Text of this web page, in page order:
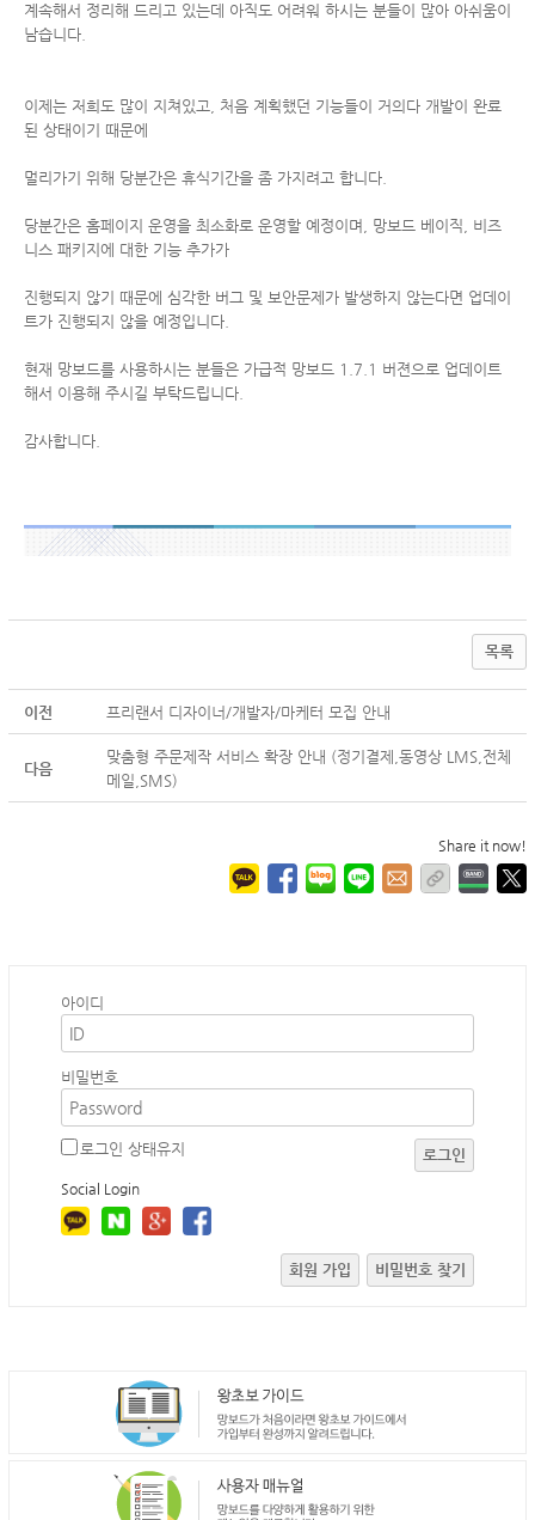
계속해서 정리해 드리고 있는데 아직도 어려워 하시는 분들이 많아 아쉬움이
남습니다.
이제는 저희도 많이 지쳐있고, 처음 계획했던 기능들이 거의다 개발이 완료
된 상태이기 때문에
멀리가기 위해 당분간은 휴식기간을 좀 가지려고 합니다.
당분간은 홈페이지 운영을 최소화로 운영할 예정이며, 망보드 베이직, 비즈
니스 패키지에 대한 기능 추가가
진행되지 않기 때문에 심각한 버그 및 보안문제가 발생하지 않는다면 업데이
트가 진행되지 않을 예정입니다.
현재 망보드를 사용하시는 분들은 가급적 망보드 1.7.1 버젼으로 업데이트
해서 이용해 주시길 부탁드립니다.
감사합니다.
목록
이전 프리랜서 디자이너/개발자/마케터 모집 안내
다음
맞춤형 주문제작 서비스 확장 안내 (정기결제,동영상 LMS,전체
메일,SMS)
Share it now!
아이디
비밀번호
로그인 상태유지 로그인
Social Login
회원 가입 비밀번호 찾기